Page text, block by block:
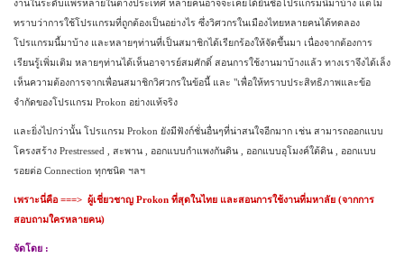
งานในระดับแพร่หลายในต่างประเทศ หลายคนอาจจะเคยได้ยินชื่อโปรแกรมนี้มาบ้าง แต่ไม่
ทราบว่าการใช้โปรแกรมที่ถูกต้องเป็นอย่างไร ซึ่งวิศวกรในเมืองไทยหลายคนได้ทดลอง
โปรแกรมนี้มาบ้าง และหลายๆท่านที่เป็นสมาชิกได้เรียกร้องให้จัดขึ้นมา เนื่องจากต้องการ
เรียนรู้เพิ่มเติม หลายๆท่านได้เห็นอาจารย์สมศักดิ์ สอนการใช้งานมาบ้างแล้ว ทางเราจึงได้เล็ง
เห็นความต้องการจากเพื่อนสมาชิกวิศวกรในข้อนี้ และ "เพื่อให้ทราบประสิทธิภาพและข้อ
จำกัดของโปรแกรม Prokon อย่างแท้จริง
และยิ่งไปกว่านั้น โปรแกรม Prokon ยังมีฟังก์ชั่นอื่นๆที่น่าสนใจอีกมาก เช่น สามารถออกแบบ
โครงสร้าง Prestressed , สะพาน , ออกแบบกำแพงกันดิน , ออกแบบอุโมงค์ใต้ดิน , ออกแบบ
รอยต่อ Connection ทุกชนิด ฯลฯ
เพราะนี่คือ ===> ผู้เชี่ยวชาญ Prokon ที่สุดในไทย และสอนการใช้งานที่มหาลัย (จากการ
สอบถามใครหลายคน)
จัดโดย :